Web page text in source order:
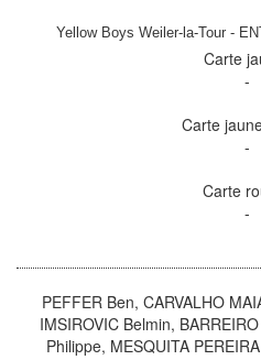
Yellow Boys Weiler-la-Tour -
Carte
-
Carte
-
Carte
-
PEFFER Ben, CARVALHO
IMSIROVIC Belmin,
Philippe, MESQUITA